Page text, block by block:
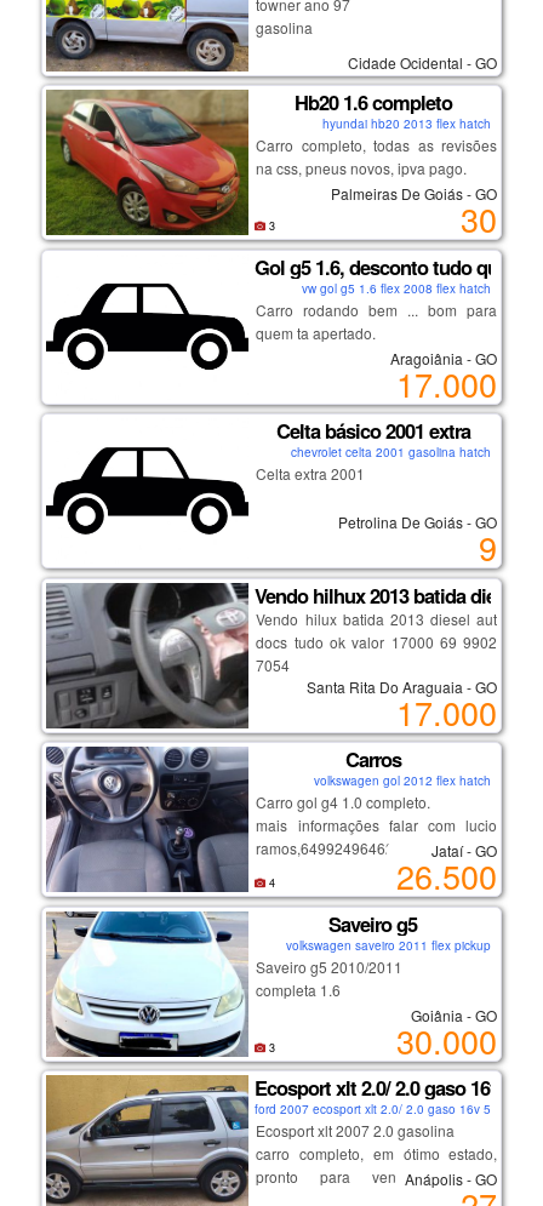
gasolina
Cidade Ocidental - GO
Hb20 1.6 completo
hyundai hb20 2013 flex hatch
Carro completo, todas as revisões
na css, pneus novos, ipva pago.
Palmeiras De Goiás - GO
30
3
Gol g5 1.6, desconto tudo que
vw gol g5 1.6 flex 2008 flex hatch
Carro rodando bem ... bom para
quem ta apertado.
Aragoiânia - GO
17.000
Celta básico 2001 extra
chevrolet celta 2001 gasolina hatch
Celta extra 2001
Petrolina De Goiás - GO
9
Vendo hilhux 2013 batida diesel
Vendo hilux batida 2013 diesel aut
docs tudo ok valor 17000 69 9902
7054
Santa Rita Do Araguaia - GO
17.000
Carros
volkswagen gol 2012 flex hatch
Carro gol g4 1.0 completo.
mais informações falar com lucio
ramos,64992496462.
Jataí - GO
26.500
4
Saveiro g5
volkswagen saveiro 2011 flex pickup
Saveiro g5 2010/2011
completa 1.6
Goiânia - GO
30.000
3
Ecosport xlt 2.0/ 2.0 gaso 16v 5p
ford 2007 ecosport xlt 2.0/ 2.0 gaso 16v 5p aut
Ecosport xlt 2007 2.0 gasolina
carro completo, em ótimo estado,
pronto para vender, 163.000
rodados apenas. valor abaixo da
Anápolis - GO